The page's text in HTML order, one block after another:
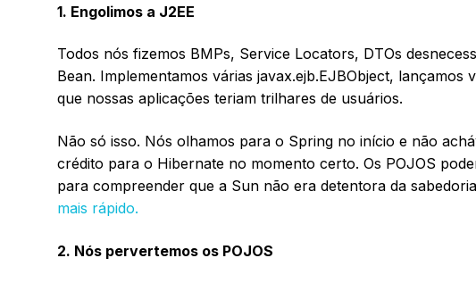
1. Engolimos a J2EE
Todos nós fizemos BMPs, Service Locators, DTOs
Bean. Implementamos várias javax.ejb.EJBObject,
que nossas aplicações teriam trilhares de usuários.
Não só isso. Nós olhamos para o Spring no início e não
crédito para o Hibernate no momento certo. Os POJOS
para compreender que a Sun não era detentora da
mais rápido.
2. Nós pervertemos os POJOS